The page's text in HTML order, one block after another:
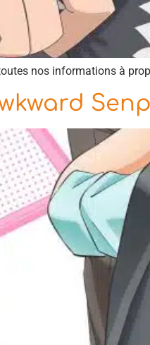
nos informations à